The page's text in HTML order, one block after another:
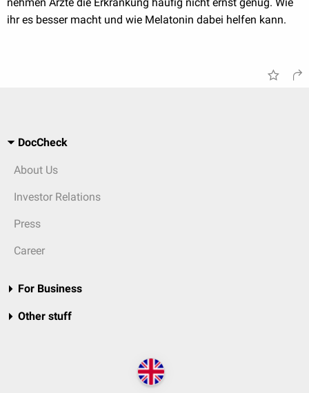
nehmen Ärzte die Erkrankung häufig nicht ernst genug. Wie
ihr es besser macht und wie Melatonin dabei helfen kann.
DocCheck
About Us
Investor Relations
Press
Career
For Business
Other stuff